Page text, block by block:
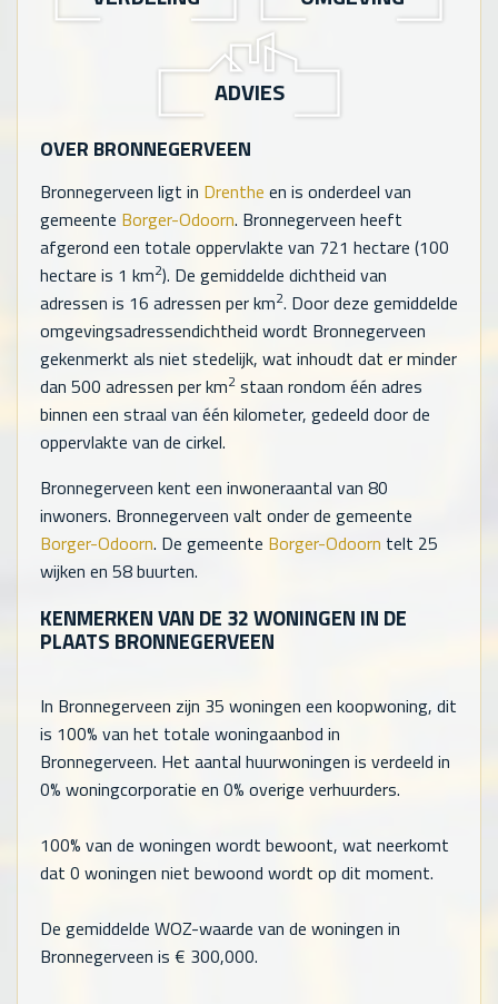
ADVIES
OVER BRONNEGERVEEN
Bronnegerveen ligt in Drenthe en is onderdeel van
gemeente Borger-Odoorn. Bronnegerveen heeft
afgerond een totale oppervlakte van 721 hectare (100
hectare is 1 km2). De gemiddelde dichtheid van
adressen is 16 adressen per km2. Door deze gemiddelde
omgevingsadressendichtheid wordt Bronnegerveen
gekenmerkt als niet stedelijk, wat inhoudt dat er minder
dan 500 adressen per km2 staan rondom één adres
binnen een straal van één kilometer, gedeeld door de
oppervlakte van de cirkel.
Bronnegerveen kent een inwoneraantal van 80
inwoners. Bronnegerveen valt onder de gemeente
Borger-Odoorn. De gemeente Borger-Odoorn telt 25
wijken en 58buurten.
KENMERKEN VAN DE 32WONINGEN IN DE
PLAATS BRONNEGERVEEN
In Bronnegerveen zijn 35 woningen een koopwoning, dit
is 100% van het totale woningaanbod in
Bronnegerveen. Het aantal huurwoningen is verdeeld in
0% woningcorporatie en 0% overige verhuurders.
100% van de woningen wordt bewoont, wat neerkomt
dat 0 woningen niet bewoond wordt op dit moment.
De gemiddelde WOZ-waarde van de woningen in
Bronnegerveen is € 300,000.